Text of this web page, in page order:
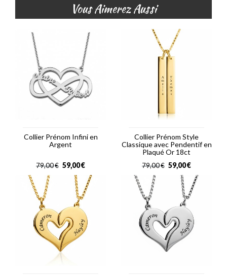
Vous Aimerez Aussi
Collier Prénom Infini en
Argent
€
79,00 €
59,00
Collier Prénom Style
Classique avec Pendentif en
Plaqué Or 18ct
€
79,00 €
59,00